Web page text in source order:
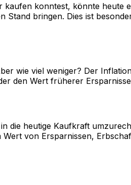
kaufen konntest, könnte heute
Stand bringen. Dies ist
wie viel weniger? Der
den Wert früherer
die heutige Kaufkraft
von Ersparnissen,